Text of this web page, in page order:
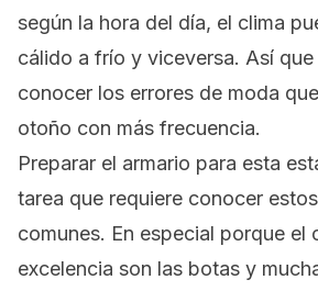
según la hora del día, el clima
cálido a frío y viceversa. Así
conocer los errores de moda
otoño con más frecuencia.
Preparar el armario para esta
tarea que requiere conocer
comunes. En especial porque el
excelencia son las botas y